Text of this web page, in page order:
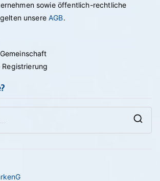
sowie öffentlich-rechtliche
unsereAGB.